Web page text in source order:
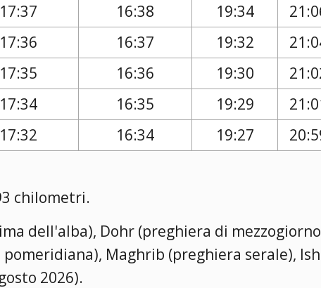
17:37 16:38 19:34
17:36 16:37 19:32
17:35 16:36 19:30
17:34 16:35 19:29
17:32 16:34 19:27
chilometri.
dell'alba), Dohr (preghiera di
Maghrib (preghiera serale),
2026).